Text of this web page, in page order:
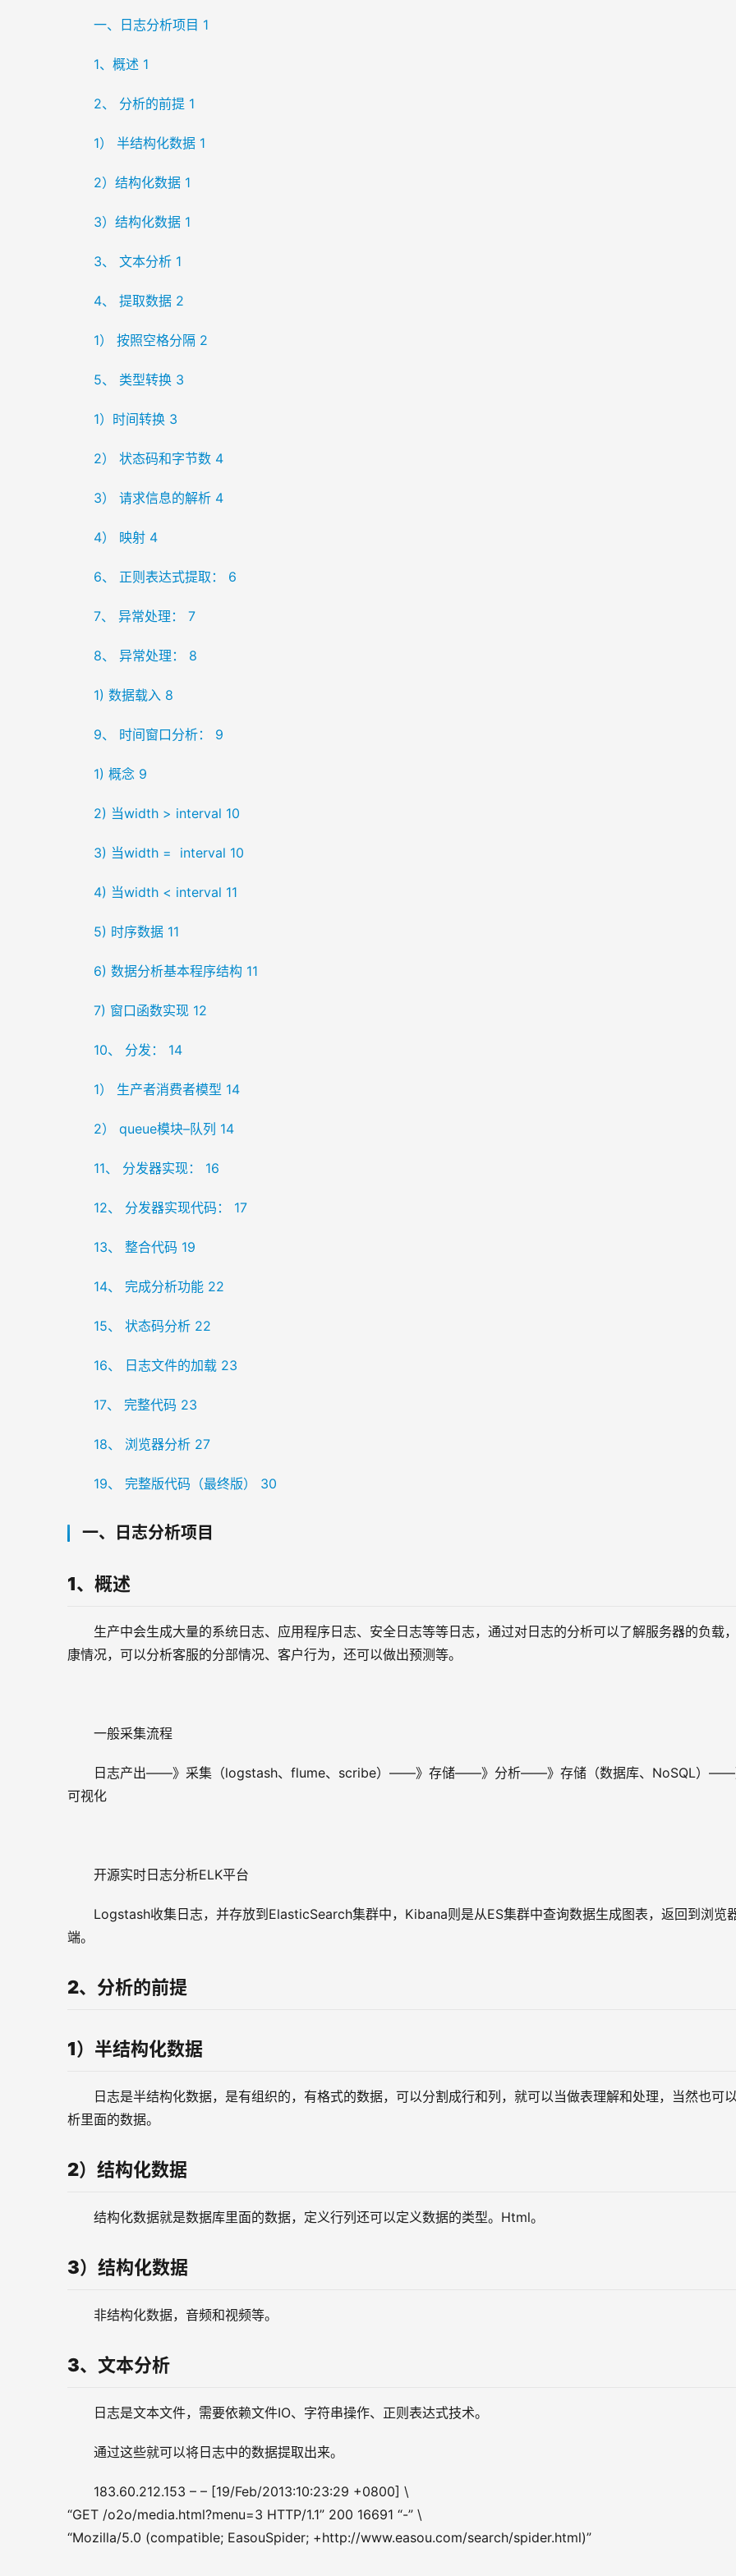
一、日志分析项目 1
1、概述 1
2、 分析的前提 1
1） 半结构化数据 1
2）结构化数据 1
3）结构化数据 1
3、 文本分析 1
4、 提取数据 2
1） 按照空格分隔 2
5、 类型转换 3
1）时间转换 3
2） 状态码和字节数 4
3） 请求信息的解析 4
4） 映射 4
6、 正则表达式提取： 6
7、 异常处理： 7
8、 异常处理： 8
1) 数据载入 8
9、 时间窗口分析： 9
1) 概念 9
2) 当width > interval 10
3) 当width =  interval 10
4) 当width < interval 11
5) 时序数据 11
6) 数据分析基本程序结构 11
7) 窗口函数实现 12
10、 分发： 14
1） 生产者消费者模型 14
2） queue模块–队列 14
11、 分发器实现： 16
12、 分发器实现代码： 17
13、 整合代码 19
14、 完成分析功能 22
15、 状态码分析 22
16、 日志文件的加载 23
17、 完整代码 23
18、 浏览器分析 27
19、 完整版代码（最终版） 30
一、日志分析项目
1、概述
生产中会生成大量的系统日志、应用程序日志、安全日志等等日志，通过对日志的分析可以了解服务器的负载
康情况，可以分析客服的分部情况、客户行为，还可以做出预测等。
一般采集流程
日志产出——》采集（logstash、flume、scribe）——》存储——》分析——》存储（数据库、NoSQL）——
可视化
开源实时日志分析ELK平台
Logstash收集日志，并存放到ElasticSearch集群中，Kibana则是从ES集群中查询数据生成图表，返回到浏览
端。
2、 分析的前提
1） 半结构化数据
日志是半结构化数据，是有组织的，有格式的数据，可以分割成行和列，就可以当做表理解和处理，当然也可
析里面的数据。
2）结构化数据
结构化数据就是数据库里面的数据，定义行列还可以定义数据的类型。Html。
3）结构化数据
非结构化数据，音频和视频等。
3、 文本分析
日志是文本文件，需要依赖文件IO、字符串操作、正则表达式技术。
通过这些就可以将日志中的数据提取出来。
183.60.212.153 – – [19/Feb/2013:10:23:29 +0800] \
“GET /o2o/media.html?menu=3 HTTP/1.1” 200 16691 “-” \
“Mozilla/5.0 (compatible; EasouSpider; +http://www.easou.com/search/spider.html)”